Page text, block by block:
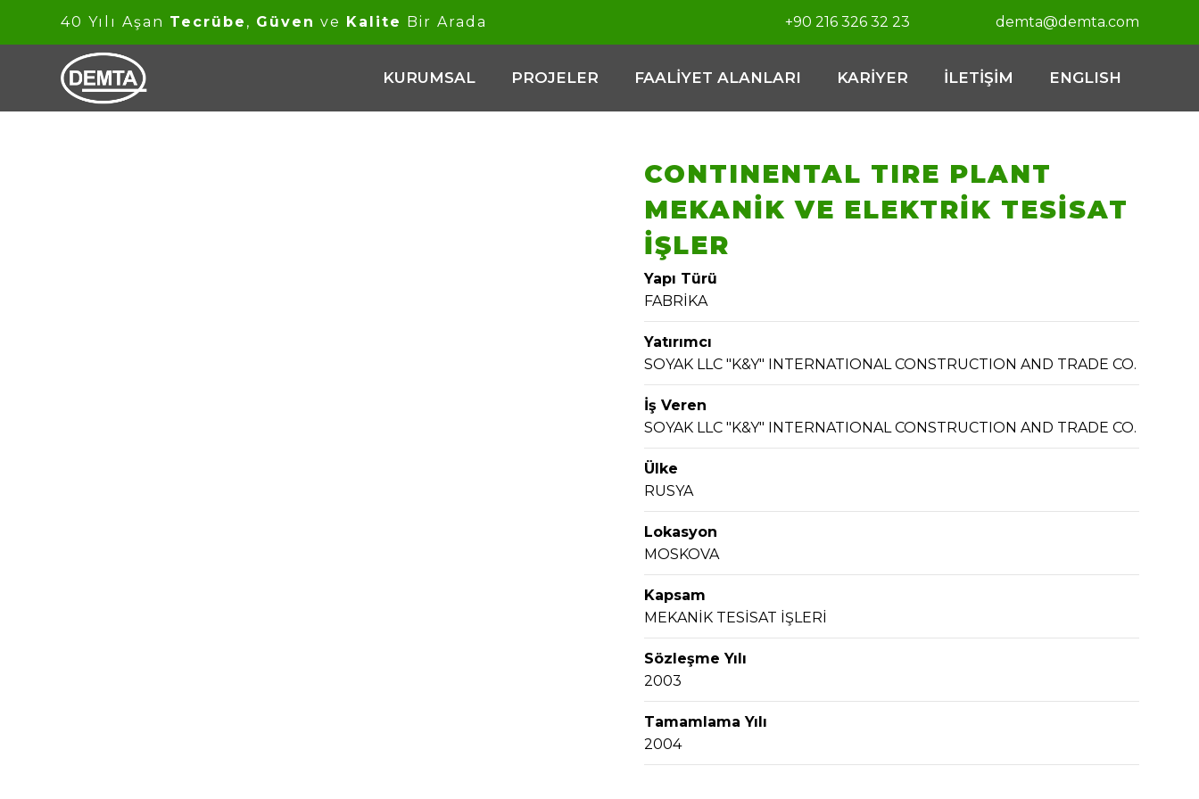
40 Yılı Aşan Tecrübe , Güven ve Kalite Bir Arada +90 216 326 32 23 demta@demta.com
ENGLISH
İLETİŞİM
KARİYER
FAALİYET ALANLARI
PROJELER
KURUMSAL
CONTINENTAL TIRE PLANT
MEKANİK VE ELEKTRİK TESİSAT
İŞLER
Yapı Türü
FABRİKA
Yatırımcı
SOYAK LLC "K&Y" INTERNATIONAL CONSTRUCTION AND TRADE CO.
İş Veren
SOYAK LLC "K&Y" INTERNATIONAL CONSTRUCTION AND TRADE CO.
Ülke
RUSYA
Lokasyon
MOSKOVA
Kapsam
MEKANİK TESİSAT İŞLERİ
Sözleşme Yılı
2003
Tamamlama Yılı
2004